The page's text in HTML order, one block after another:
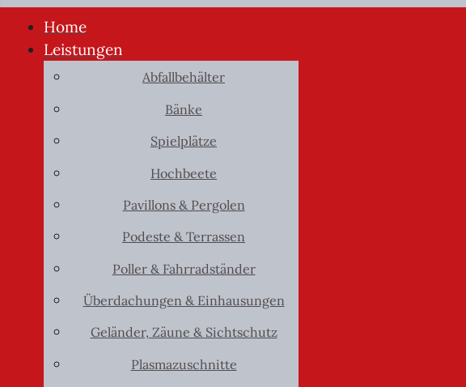
Home
Leistungen
Abfallbehälter
Bänke
Spielplätze
Hochbeete
Pavillons & Pergolen
Podeste & Terrassen
Poller & Fahrradständer
Überdachungen & Einhausungen
Geländer, Zäune & Sichtschutz
Plasmazuschnitte